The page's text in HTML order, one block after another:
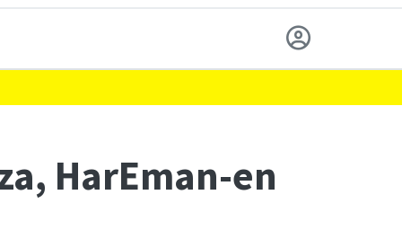
HarEman-en